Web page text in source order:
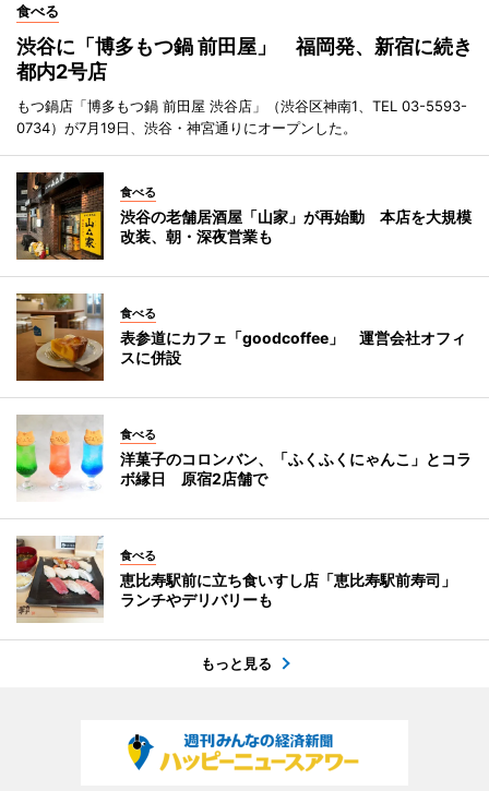
食べる
渋谷に「博多もつ鍋 前田屋」 福岡発、新宿に続き
都内2号店
もつ鍋店「博多もつ鍋 前田屋 渋谷店」（渋谷区神南1、TEL 03-5593-
0734）が7月19日、渋谷・神宮通りにオープンした。
食べる
渋谷の老舗居酒屋「山家」が再始動 本店を大規模
改装、朝・深夜営業も
食べる
表参道にカフェ「goodcoffee」 運営会社オフィ
スに併設
食べる
洋菓子のコロンバン、「ふくふくにゃんこ」とコラ
ボ縁日 原宿2店舗で
食べる
恵比寿駅前に立ち食いすし店「恵比寿駅前寿司」
ランチやデリバリーも
もっと見る